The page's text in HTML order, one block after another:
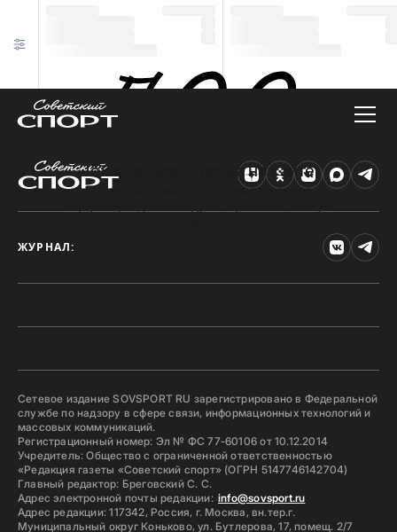
Техническая ошибка на сайте
Произошла ошибка. Чтобы найти нужную
ЖУРНАЛ:
Сетевое издание SOVSPORT RU зарегистрировано в Федеральной
службе по надзору в сфере связи, информационных технологий и
массовых коммуникаций.
Регистрационный номер: Эл № ФС 77-60106 от 10.12.2014
Учредитель: Общество с ограниченной ответственностью
«Редакция газеты «Советский спорт» (ОГРН 5147746142704)
Главный редактор: Бреговский С. С.
Адрес электронной почты редакции: info@sovsport.ru
Адрес редакции: 117342, Россия, г. Москва, вн.тер.г.
Муниципальный округ Коньково, ул. Бутлерова, 17, помещ. 2/7